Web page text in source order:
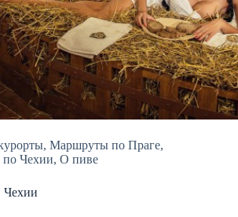
, Маршруты по Праге,
Чехии, О пиве